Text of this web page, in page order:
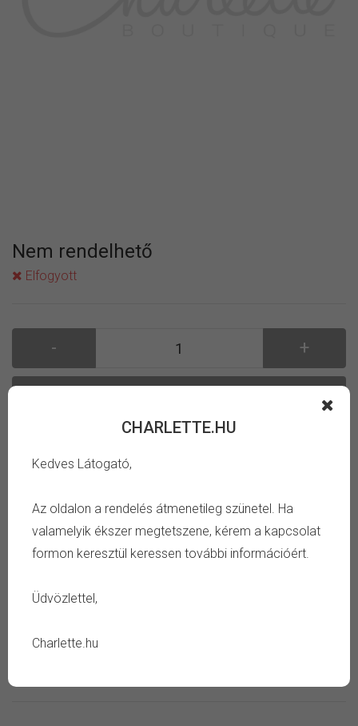
CHARLETTE.HU
Kedves Látogató,
Az oldalon a rendelés átmenetileg szünetel. Ha
valamelyik ékszer megtetszene, kérem a kapcsolat
formon keresztül keressen további információért.
Üdvözlettel,
Charlette.hu
Nem rendelhető
Elfogyott
Kategória:
Megosztás:
Értékelés: Megvásároltad?Lépj be az értékeléshez.